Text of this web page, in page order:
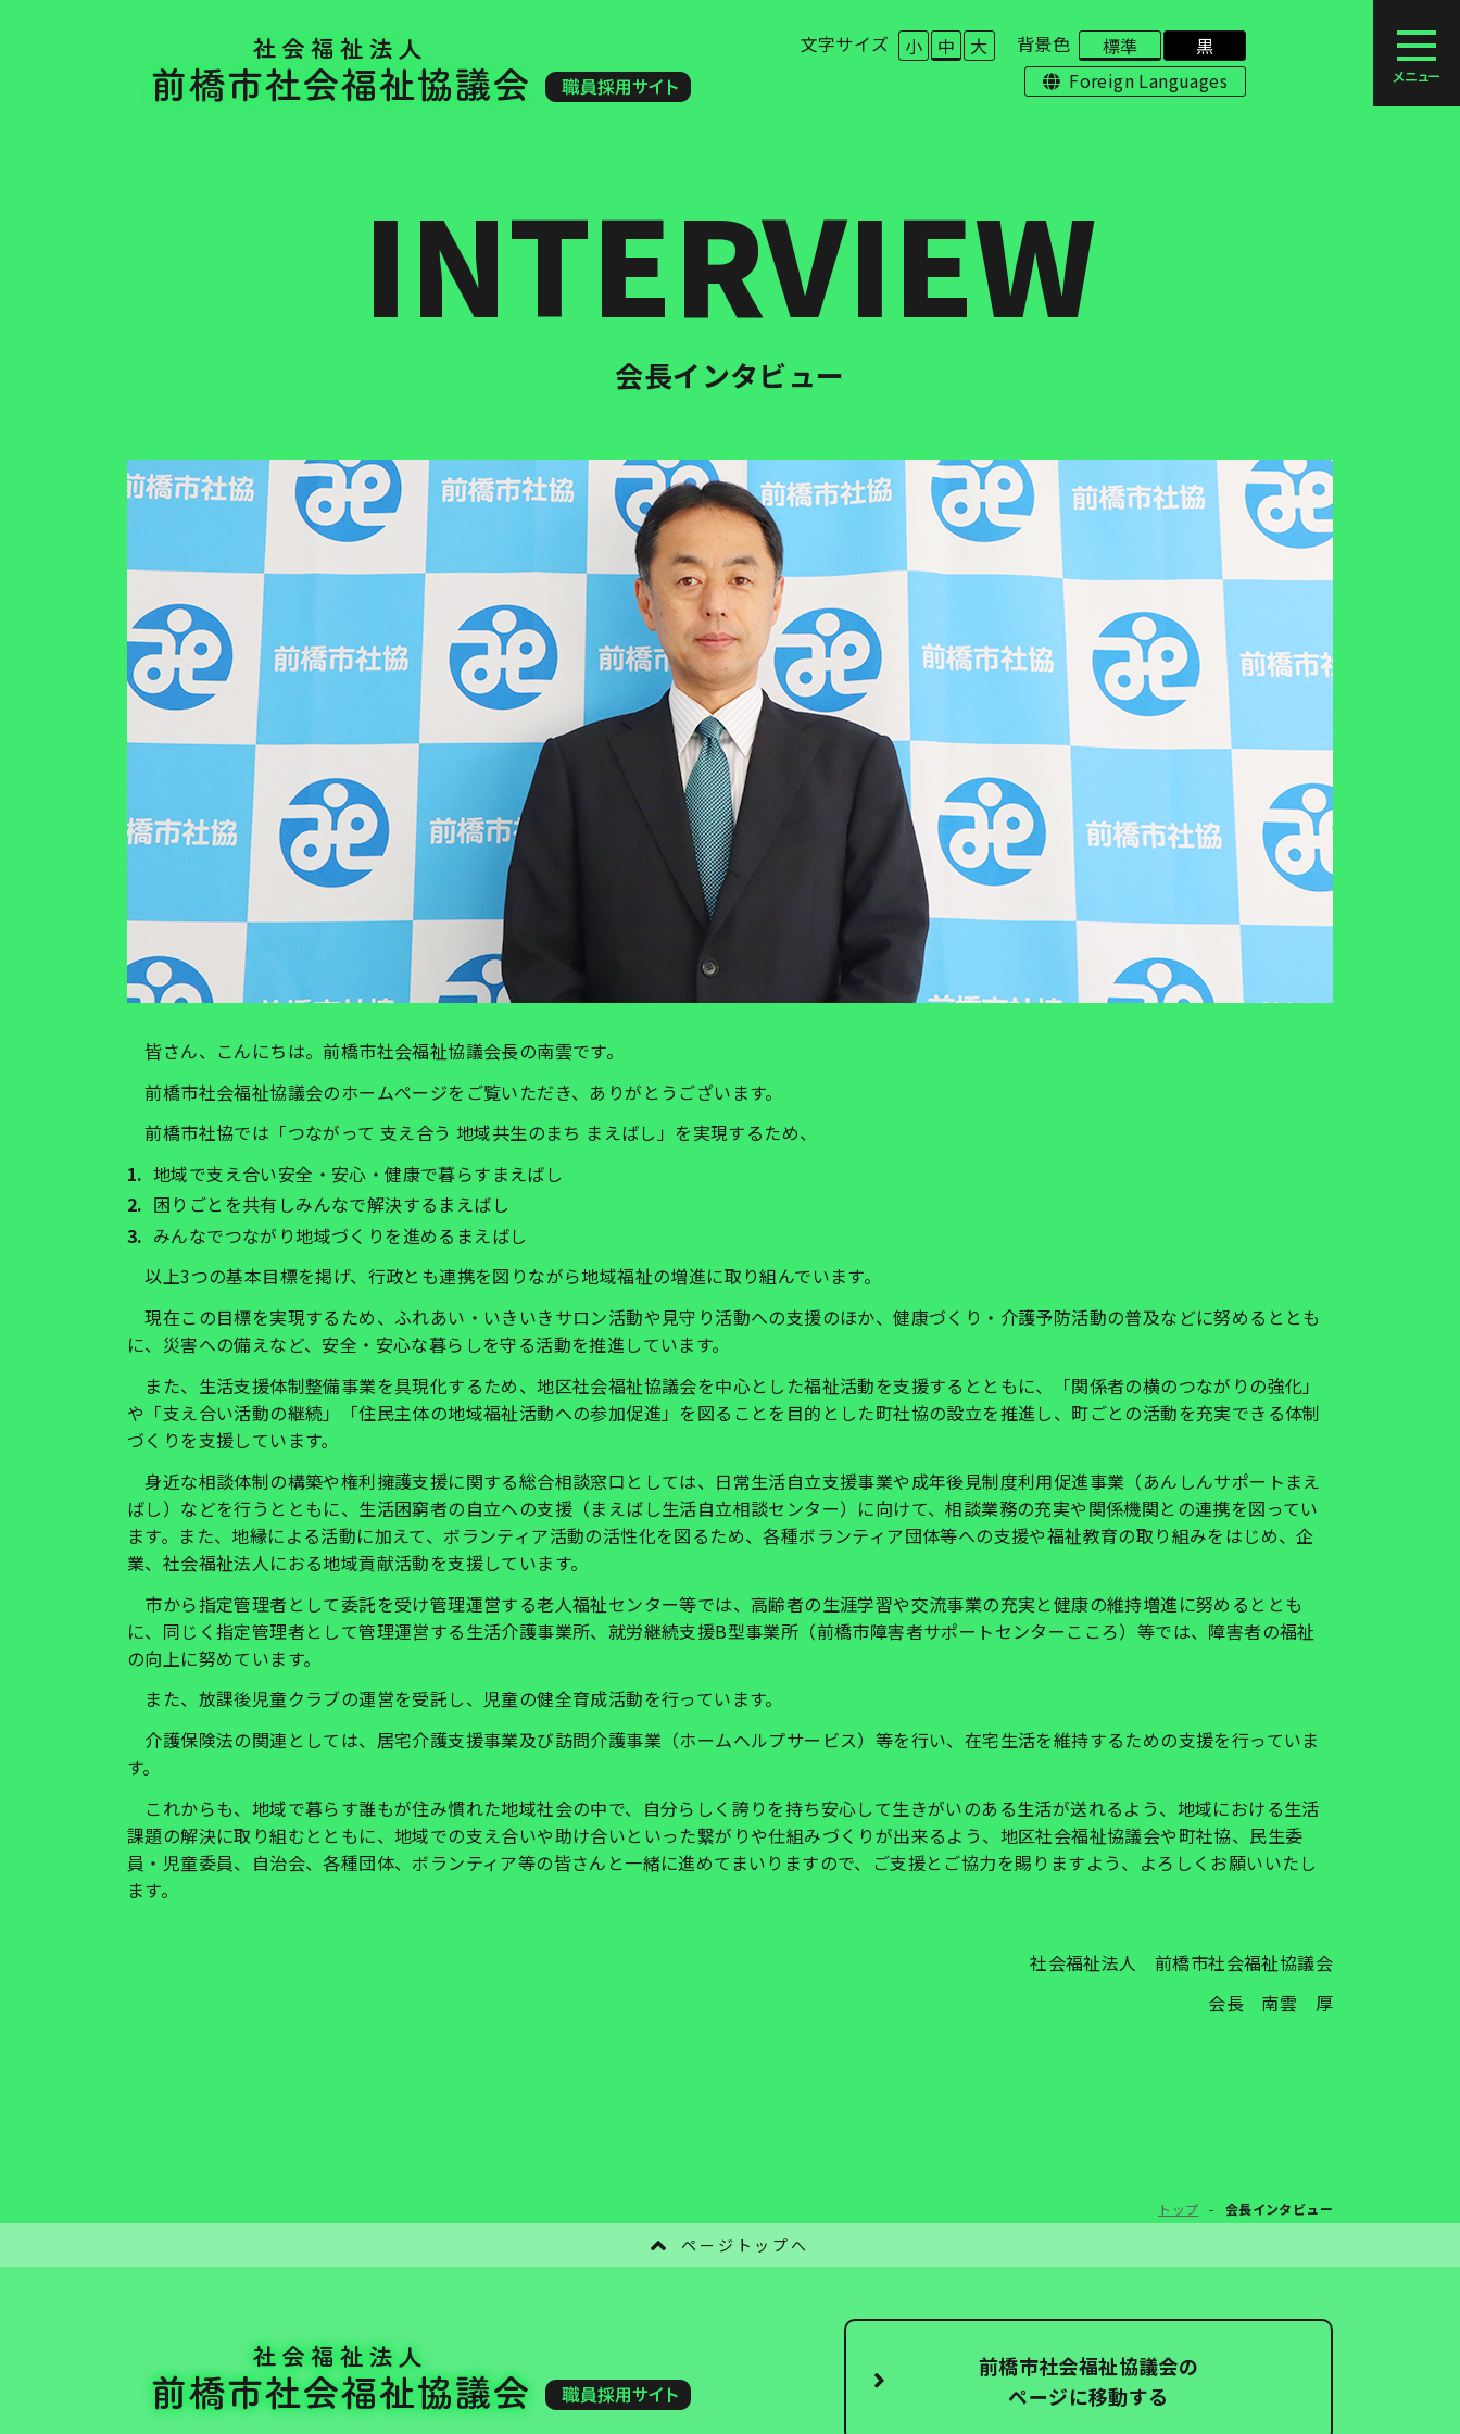
文字サイズ
小 中 大 背景色 標準
黒
Foreign Languages
INTERVIEW
会長インタビュー
皆さん、こんにちは。前橋市社会福祉協議会長の南雲です。
前橋市社会福祉協議会のホームページをご覧いただき、ありがとうございます。
前橋市社協では「つながって 支え合う 地域共生のまち まえばし」を実現するため、
地域で支え合い安全・安心・健康で暮らすまえばし
困りごとを共有しみんなで解決するまえばし
みんなでつながり地域づくりを進めるまえばし
以上3つの基本目標を掲げ、行政とも連携を図りながら地域福祉の増進に取り組んでいます。
現在この目標を実現するため、ふれあい・いきいきサロン活動や見守り活動への支援のほか、健康づくり・介護予防活動の普及などに努めるととも
に、災害への備えなど、安全・安心な暮らしを守る活動を推進しています。
また、生活支援体制整備事業を具現化するため、地区社会福祉協議会を中心とした福祉活動を支援するとともに、「関係者の横のつながりの強化」
や「支え合い活動の継続」「住民主体の地域福祉活動への参加促進」を図ることを目的とした町社協の設立を推進し、町ごとの活動を充実できる体制
づくりを支援しています。
身近な相談体制の構築や権利擁護支援に関する総合相談窓口としては、日常生活自立支援事業や成年後見制度利用促進事業（あんしんサポートまえ
ばし）などを行うとともに、生活困窮者の自立への支援（まえばし生活自立相談センター）に向けて、相談業務の充実や関係機関との連携を図ってい
ます。また、地縁による活動に加えて、ボランティア活動の活性化を図るため、各種ボランティア団体等への支援や福祉教育の取り組みをはじめ、企
業、社会福祉法人におる地域貢献活動を支援しています。
市から指定管理者として委託を受け管理運営する老人福祉センター等では、高齢者の生涯学習や交流事業の充実と健康の維持増進に努めるととも
に、同じく指定管理者として管理運営する生活介護事業所、就労継続支援B型事業所（前橋市障害者サポートセンターこころ）等では、障害者の福祉
の向上に努めています。
また、放課後児童クラブの運営を受託し、児童の健全育成活動を行っています。
介護保険法の関連としては、居宅介護支援事業及び訪問介護事業（ホームヘルプサービス）等を行い、在宅生活を維持するための支援を行っていま
す。
これからも、地域で暮らす誰もが住み慣れた地域社会の中で、自分らしく誇りを持ち安心して生きがいのある生活が送れるよう、地域における生活
課題の解決に取り組むとともに、地域での支え合いや助け合いといった繋がりや仕組みづくりが出来るよう、地区社会福祉協議会や町社協、民生委
員・児童委員、自治会、各種団体、ボランティア等の皆さんと一緒に進めてまいりますので、ご支援とご協力を賜りますよう、よろしくお願いいたし
ます。
社会福祉法人 前橋市社会福祉協議会
会長 南雲 厚
トップ 会長インタビュー
ページトップへ
前橋市社会福祉協議会の
ページに移動する